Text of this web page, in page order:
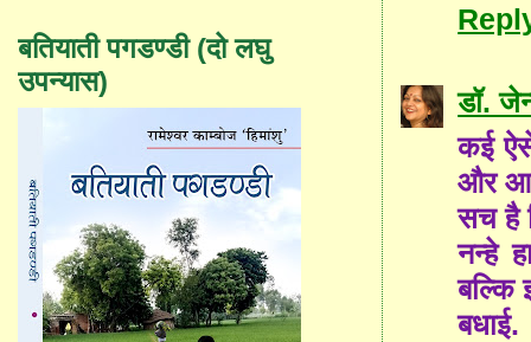
डॉ.
कई
और
सच है
नन्हे
बल्कि
बधाई.
बतियाती पगडण्डी (दो लघु
उपन्यास)